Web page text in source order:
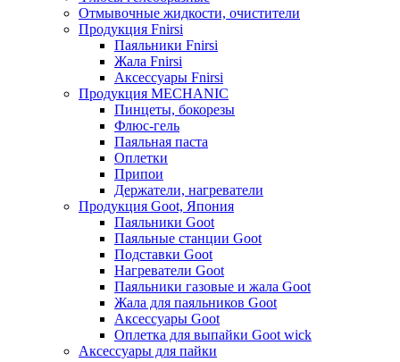
Отмывочные жидкости, очистители
Продукция Fnirsi
Паяльники Fnirsi
Жала Fnirsi
Аксессуары Fnirsi
Продукция MECHANIC
Пинцеты, бокорезы
Флюс-гель
Паяльная паста
Оплетки
Припои
Держатели, нагреватели
Продукция Goot, Япония
Паяльники Goot
Паяльные станции Goot
Подставки Goot
Нагреватели Goot
Паяльники газовые и жала Goot
Жала для паяльников Goot
Аксессуары Goot
Оплетка для выпайки Goot wick
Аксессуары для пайки